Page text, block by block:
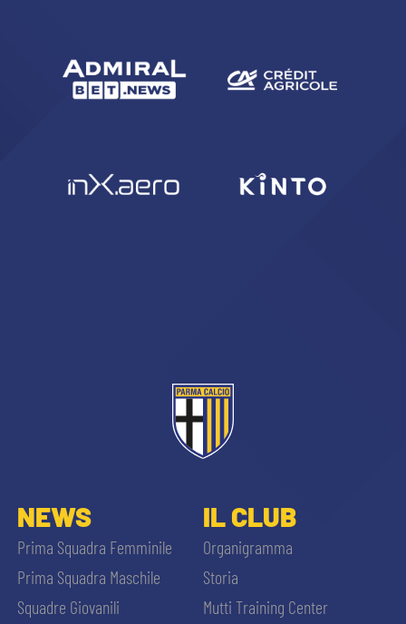
NEWS
Prima Squadra Femminile
Prima Squadra Maschile
Squadre Giovanili
IL CLUB
Organigramma
Storia
Mutti Training Center